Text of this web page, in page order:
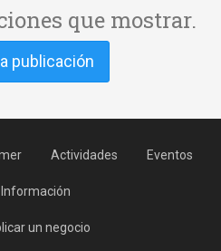
que mostrar.
publicación
Actividades Eventos
Información
un negocio